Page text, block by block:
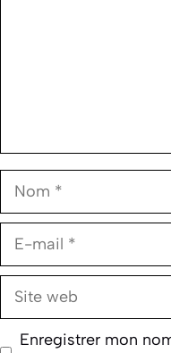
Nom
E-
Site
Enregistrer mon